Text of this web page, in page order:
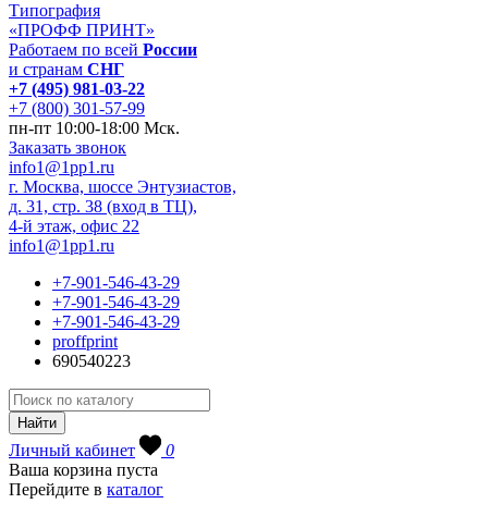
Типография
«ПРОФФ ПРИНТ»
Работаем по всей России
и странам СНГ
+7 (495) 981-03-22
+7 (800) 301-57-99
пн-пт 10:00-18:00 Мск.
Заказать звонок
info1@1pp1.ru
г. Москва, шоссе Энтузиастов,
д. 31, стр. 38 (вход в ТЦ),
4-й этаж, офис 22
info1@1pp1.ru
+7-901-546-43-29
+7-901-546-43-29
+7-901-546-43-29
proffprint
690540223
Личный кабинет
0
Ваша корзина пуста
Перейдите в каталог